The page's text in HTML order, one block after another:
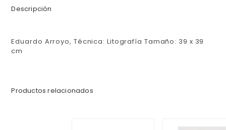
Descripción
Eduardo Arroyo, Técnica: Litografía Tamaño: 39 x 39
cm
Productos relacionados